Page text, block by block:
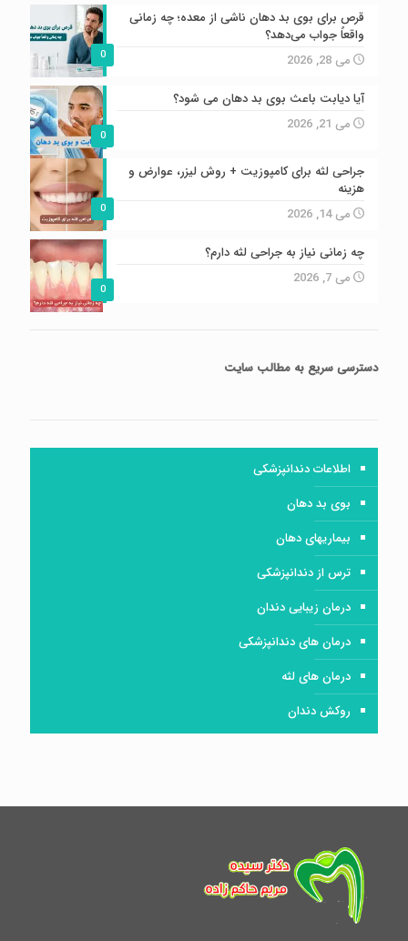
0
قرص برای بوی بد دهان ناشی از معده؛ چه زمانی
واقعاً جواب می‌دهد؟
می 28, 2026
0
آیا دیابت باعث بوی بد دهان می شود؟
می 21, 2026
0
جراحی لثه برای کامپوزیت + روش لیزر، عوارض و
هزینه
می 14, 2026
0
چه زمانی نیاز به جراحی لثه دارم؟
می 7, 2026
دسترسی سریعبه مطالب سایت
اطلاعات دندانپزشکی
بوی بد دهان
بیماریهای دهان
ترس از دندانپزشکی
درمان زیبایی دندان
درمان های دندانپزشکی
درمان های لثه
روکش دندان